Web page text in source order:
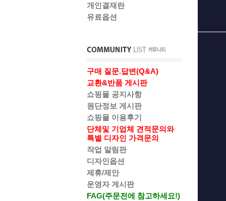
개인결재란
유료옵션
구매 질문.답변(Q&A)
교환&반품 게시판
쇼핑몰 공지사항
원단정보 게시판
쇼핑몰 이용후기
단체및 기업체 견적문의와
특별 디자인 가격문의
작업 알림판
디자인옵션
제휴/제안
운영자 게시판
FAG(주문전에 참고하세요!)